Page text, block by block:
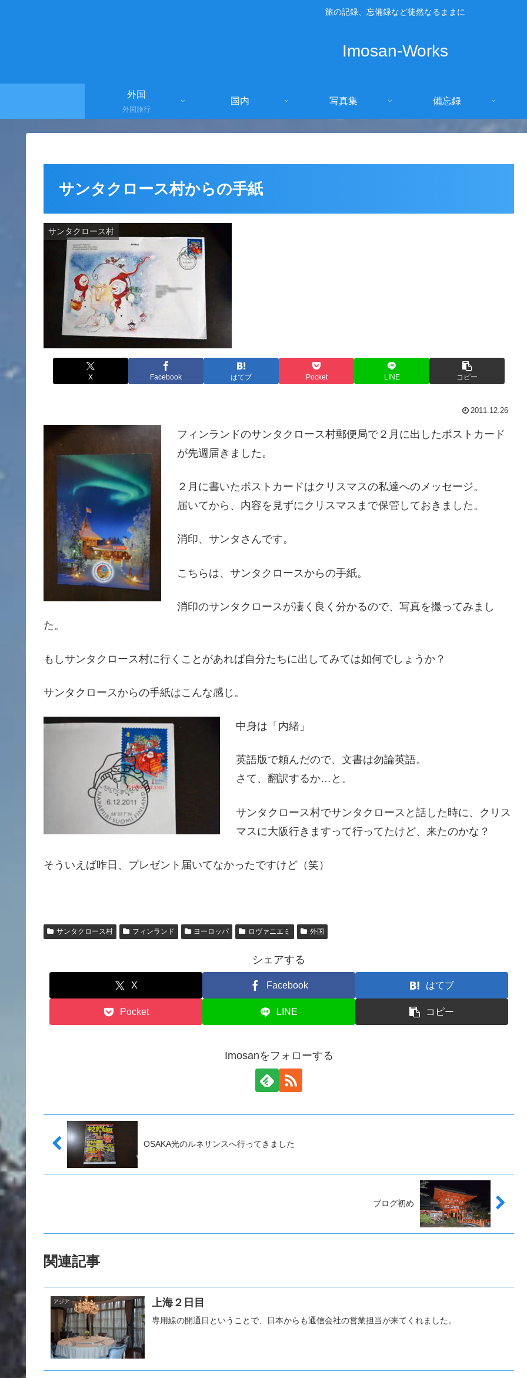
旅の記録、忘備録など徒然なるままに
Imosan-Works
外国
外国旅行
国内 写真集 備忘録
サンタクロース村からの手紙
サンタクロース村
X Facebook はてブ Pocket LINE コピー
2011.12.26
フィンランドのサンタクロース村郵便局で２月に出したポストカード
が先週届きました。
２月に書いたポストカードはクリスマスの私達へのメッセージ。
届いてから、内容を見ずにクリスマスまで保管しておきました。
消印、サンタさんです。
こちらは、サンタクロースからの手紙。
消印のサンタクロースが凄く良く分かるので、写真を撮ってみまし
た。
もしサンタクロース村に行くことがあれば自分たちに出してみては如何でしょうか？
サンタクロースからの手紙はこんな感じ。
中身は「内緒」
英語版で頼んだので、文書は勿論英語。
さて、翻訳するか…と。
サンタクロース村でサンタクロースと話した時に、クリス
マスに大阪行きますって行ってたけど、来たのかな？
そういえば昨日、プレゼント届いてなかったですけど（笑）
サンタクロース村 フィンランド ヨーロッパ ロヴァニエミ 外国
シェアする
X Facebook はてブ
Pocket LINE コピー
Imosanをフォローする
OSAKA光のルネサンスへ行ってきました
ブログ初め
関連記事
アジア 上海２日目
専用線の開通日ということで、日本からも通信会社の営業担当が来てくれました。